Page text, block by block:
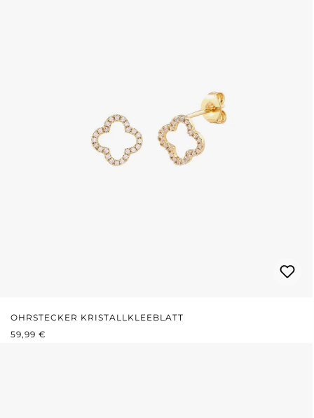
OHRSTECKER KRISTALLKLEEBLATT
REGULÄRER PREIS:
59,99 €